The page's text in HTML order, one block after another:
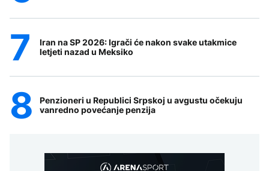
Iran na SP 2026: Igrači će nakon svake utakmice
letjeti nazad u Meksiko
Penzioneri u Republici Srpskoj u avgustu očekuju
vanredno povećanje penzija